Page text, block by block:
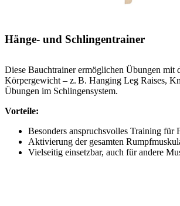
Hänge- und Schlingentrainer
Diese Bauchtrainer ermöglichen Übungen mit
Körpergewicht – z. B. Hanging Leg Raises,
Übungen im Schlingensystem.
Vorteile:
Besonders anspruchsvolles Training für
Aktivierung der gesamten
Vielseitig einsetzbar, auch für andere